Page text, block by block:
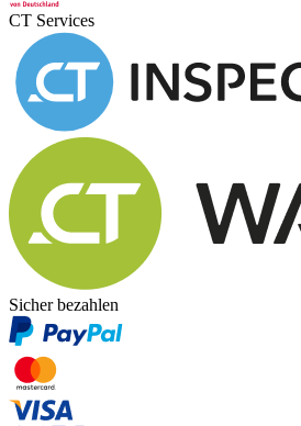
CT Services
Sicher bezahlen